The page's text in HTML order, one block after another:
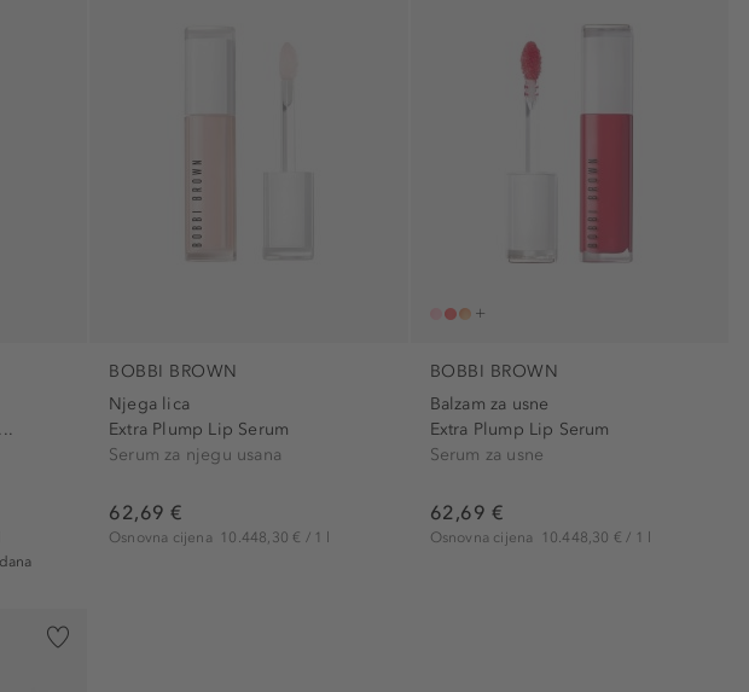
BOBBI BROWN
Njega lica
Extra Plump Lip Serum
Serum za njegu usana
62,69 €
Osnovna cijena 10.448,30 € / 1 l
BOBBI BROWN
Balzam za usne
Extra Plump Lip Serum
Serum za usne
62,69 €
Osnovna cijena 10.448,30 € / 1 l